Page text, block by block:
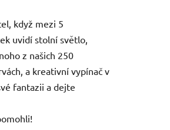
když mezi 5
uvidí stolní světlo,
z našich 250
a kreativní vypínač v
fantazii a dejte